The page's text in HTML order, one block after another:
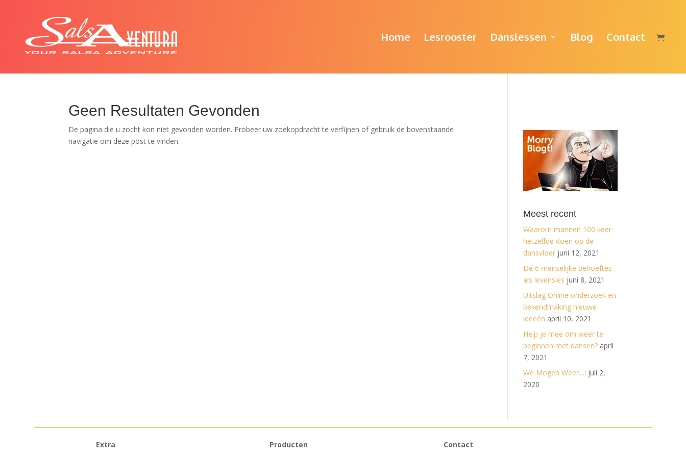
Home Lesrooster Danslessen Blog Contact
Geen Resultaten Gevonden
De pagina die u zocht kon niet gevonden worden. Probeer uw zoekopdracht te verfijnen of gebruik de bovenstaande
navigatie om deze post te vinden.
Meest recent
Waarom mannen 100 keer
hetzelfde doen op de
dansvloer juni 12, 2021
De 6 menselijke behoeftes
als levensles juni 8, 2021
Uitslag Online onderzoek en
bekendmaking nieuwe
ideeën april 10, 2021
Help je mee om weer te
beginnen met dansen? april
7, 2021
We Mogen Weer…! juli 2,
2020
Extra
Producten
Contact